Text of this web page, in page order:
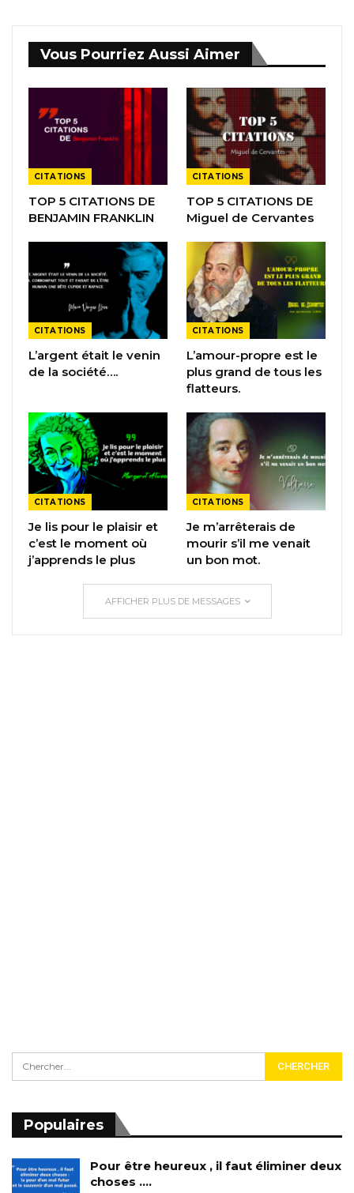
Vous Pourriez Aussi Aimer
CITATIONS
TOP 5 CITATIONS DE
BENJAMIN FRANKLIN
CITATIONS
TOP 5 CITATIONS DE
Miguel de Cervantes
CITATIONS
L’argent était le venin
de la société….
CITATIONS
L’amour-propre est le
plus grand de tous les
flatteurs.
CITATIONS
Je lis pour le plaisir et
c’est le moment où
j’apprends le plus
CITATIONS
Je m’arrêterais de
mourir s’il me venait
un bon mot.
AFFICHER PLUS DE MESSAGES
Populaires
Pour être heureux , il faut éliminer deux
choses ….